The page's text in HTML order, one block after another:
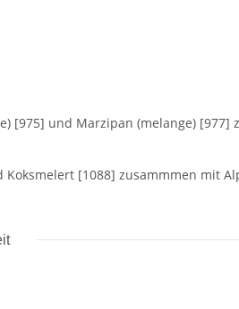
[975] und Marzipan (melange) [977]
[1088] zusammmen mit